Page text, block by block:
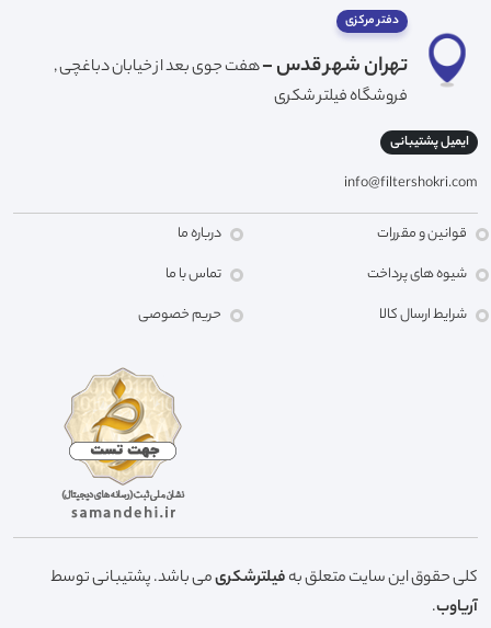
دفتر مرکزی
تهران شهر قدس -هفت جوی بعد از خیابان دباغچی ,
فروشگاه فیلتر شکری
ایمیل پشتیبانی
info@filtershokri.com
قوانین و مقررات
شیوه های پرداخت
شرایط ارسال کالا
درباره ما
تماس با ما
حریم خصوصی
کلی حقوق این سایت متعلق بهفیلترشکریمی باشد. پشتیبانی توسط
آریاوب.